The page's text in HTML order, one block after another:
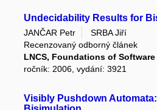
Undecidability Results for
JANČAR Petr
SRBA Jiří
Recenzovaný odborný článek
LNCS, Foundations of
ročník: 2006, vydání: 3921
Visibly Pushdown